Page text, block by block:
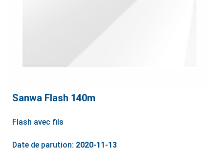
Sanwa Flash 140m
Flash avec fils
Date de parution: 2020-11-13